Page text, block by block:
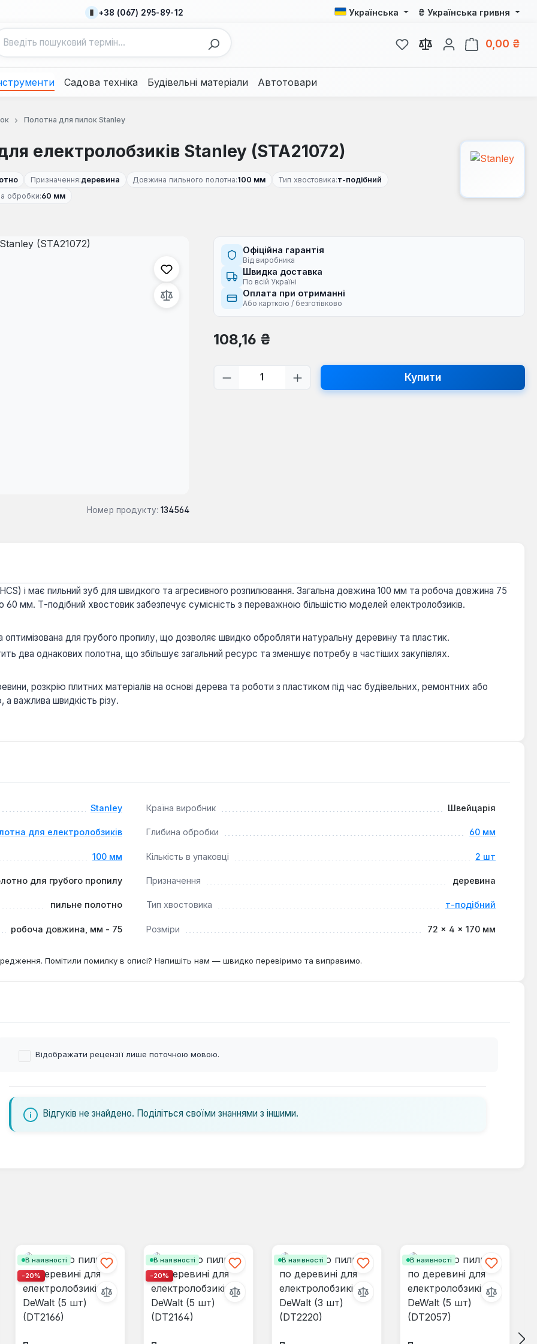
+38 (067) 295-89-12 Українська ₴ Українська гривня
У вас є 0 у списку бажань
0,00 ₴
Садова техніка Будівельні матеріали Автотовари
Полотна для пилок Stanley
електролобзиків Stanley (STA21072)
Призначення:деревина Довжина пильного полотна:100 мм Тип хвостовика:т-подібний
обробки:60 мм
Номер продукту: 134564
Офіційна гарантія
Від виробника
Швидка доставка
По всій Україні
Оплата при отриманні
Або карткою / безготівково
Звичайна ціна:
108,16 ₴
Кількість товару: Введіть потрібну
Купити
і має пильний зуб для швидкого та агресивного розпилювання. Загальна довжина 100 мм та робоча довжина 75
мм. Т-подібний хвостовик забезпечує сумісність з переважною більшістю моделей електролобзиків.
для грубого пропилу, що дозволяє швидко обробляти натуральну деревину та пластик.
два однакових полотна, що збільшує загальний ресурс та зменшує потребу в частіших закупівлях.
розкрію плитних матеріалів на основі дерева та роботи з пластиком під час будівельних, ремонтних або
важлива швидкість різу.
Stanley Країна виробник Швейцарія
для електролобзиків Глибина обробки 60 мм
100 мм Кількість в упаковці 2 шт
для грубого пропилу Призначення деревина
пильне полотно Тип хвостовика т-подібний
робоча довжина, мм - 75 Розміри 72 × 4 × 170 мм
Помітили помилку в описі? Напишіть нам — швидко перевіримо та виправимо.
Відображати рецензії лише поточною мовою.
Відгуків не знайдено. Поділіться своїми знаннями з іншими.
В наявності
-20%
В наявності
-20%
В наявності В наявності